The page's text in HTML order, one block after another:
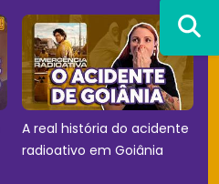
A real história do acidente
radioativo em Goiânia